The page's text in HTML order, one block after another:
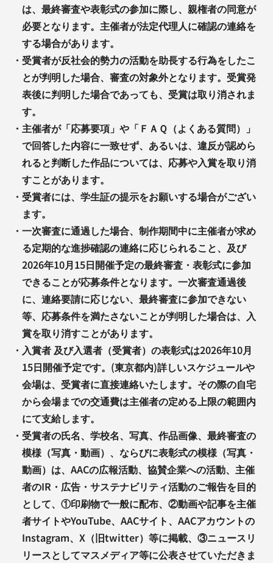
は、最終審査や表彰式の参加に際し、親権者の同意が
必要となります。主催者が法定代理人に確認の連絡を
する場合があります。
・ 受賞者が反社会的勢力の活動を助長する行為をしたこ
とが判明した場合、審査の対象外となります。受賞発
表後に判明した場合であっても、受賞は取り消されま
す。
・主催者が「応募要項」や「ＦＡＱ（よくある質問）」
で回答した内容に一致せず、あるいは、違反が認めら
れると判断した作品については、応募や入賞を取り消
すことがあります。
・ 受賞者には、学生証の提示をお願いする場合がござい
ます。
・一次審査に通過した場合、制作期間中に主催者が求め
る定期的な進捗確認の連絡に応じられること、及び
2026年10月15日開催予定の最終審査・表彰式に参加
できることが応募条件となります。一次審査通過後
に、連絡要請に応じない、最終審査に参加できない
等、応募条件を満たさないことが判明した場合は、入
賞を取り消すことがあります。
・ 入賞者 及び入選者（受賞者）の表彰式は2026年10月
15日開催予定です。(東京都内)詳しいスケジュールや
会場は、受賞者に直接連絡いたします。その際の自宅
から会場までの交通費は主催者の定める上限の範囲内
にて支給します。
・ 受賞者の氏名、学校名、写真、作品画像、最終審査の
模様（写真・動画）、ならびに表彰式の模様（写真・
動画）は、AACの広報活動、協賛企業への活動、主催
者のIR・広告・サステナビリティ活動のご報告を目的
として、①印刷物で一般に配布、②動画や記事を主催
者サイトやYouTube、AACサイト、AACアカウントの
Instagram、X（旧twitter）等に掲載、③ニュースリ
リースとしてマスメディア等に公表させていただきま